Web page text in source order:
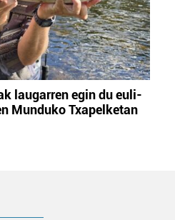
laugarren egin du euli-
Munduko Txapelketan